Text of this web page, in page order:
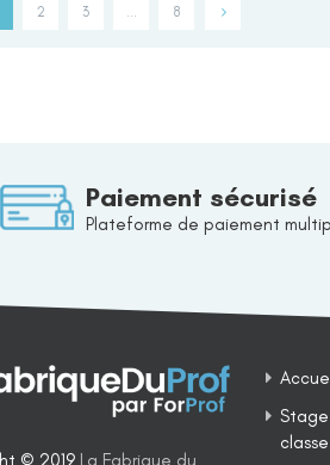
2 3 … 8
Paiement sécurisé
Plateforme de paiement
© 2019 La Fabrique du
classe